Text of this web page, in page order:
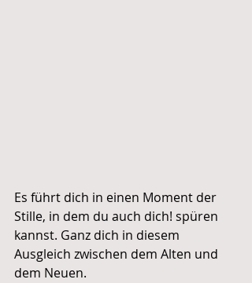
Es führt dich in einen Moment der
Stille, in dem du auch dich! spüren
kannst. Ganz dich in diesem
Ausgleich zwischen dem Alten und
dem Neuen.